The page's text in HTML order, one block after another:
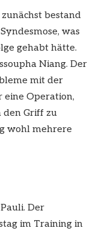
bestand
was
gehabt hätte.
Niang. Der
mit der
eine Operation,
den Griff zu
wohl mehrere
Der
im Training in